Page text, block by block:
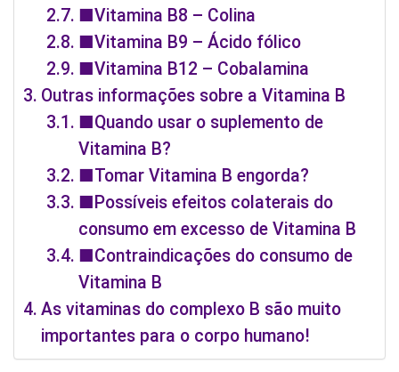
■Vitamina B8 – Colina
■Vitamina B9 – Ácido fólico
■Vitamina B12 – Cobalamina
Outras informações sobre a Vitamina B
■Quando usar o suplemento de
Vitamina B?
■Tomar Vitamina B engorda?
■Possíveis efeitos colaterais do
consumo em excesso de Vitamina B
■Contraindicações do consumo de
Vitamina B
As vitaminas do complexo B são muito
importantes para o corpo humano!